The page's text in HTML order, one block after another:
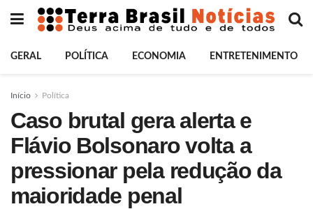
GERAL POLÍTICA ECONOMIA ENTRETENIMENTO
Início Política
Caso brutal gera alerta e
Flávio Bolsonaro volta a
pressionar pela redução da
maioridade penal